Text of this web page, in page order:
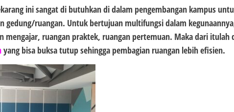
ini sangat di butuhkan di dalam pengembangan kampus
gedung/ruangan. Untuk bertujuan multifungsi dalam
mengajar, ruangan praktek, ruangan pertemuan. Maka dari itulah
yang bisa buksa tutup sehingga pembagian ruangan lebih efisien.